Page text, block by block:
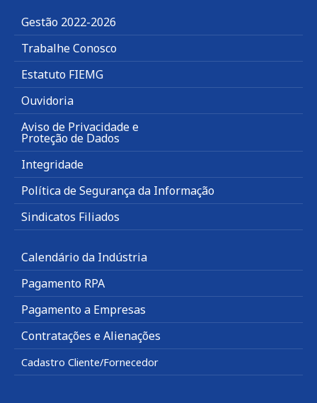
Gestão 2022-2026
Trabalhe Conosco
Estatuto FIEMG
Ouvidoria
Aviso de Privacidade e
Proteção de Dados
Integridade
Política de Segurança da Informação
Sindicatos Filiados
Calendário da Indústria
Pagamento RPA
Pagamento a Empresas
Contratações e Alienações
Cadastro Cliente/Fornecedor